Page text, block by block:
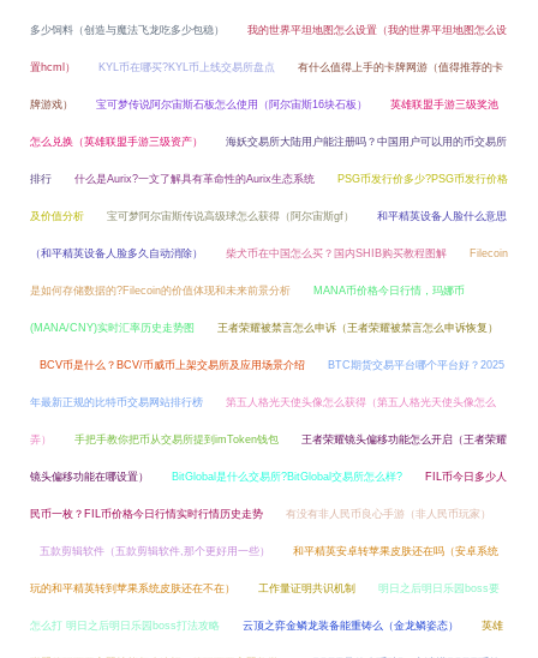
多少饲料（创造与魔法飞龙吃多少包稳） 我的世界平坦地图怎么设置（我的世界平坦地图怎么设
置hcml） KYL币在哪买?KYL币上线交易所盘点 有什么值得上手的卡牌网游（值得推荐的卡
牌游戏） 宝可梦传说阿尔宙斯石板怎么使用（阿尔宙斯16块石板） 英雄联盟手游三级奖池
怎么兑换（英雄联盟手游三级资产） 海妖交易所大陆用户能注册吗？中国用户可以用的币交易所
排行 什么是Aurix?一文了解具有革命性的Aurix生态系统 PSG币发行价多少?PSG币发行价格
及价值分析 宝可梦阿尔宙斯传说高级球怎么获得（阿尔宙斯gf） 和平精英设备人脸什么意思
（和平精英设备人脸多久自动消除） 柴犬币在中国怎么买？国内SHIB购买教程图解 Filecoin
是如何存储数据的?Filecoin的价值体现和未来前景分析 MANA币价格今日行情，玛娜币
(MANA/CNY)实时汇率历史走势图 王者荣耀被禁言怎么申诉（王者荣耀被禁言怎么申诉恢复）
BCV币是什么？BCV/币威币上架交易所及应用场景介绍 BTC期货交易平台哪个平台好？2025
年最新正规的比特币交易网站排行榜 第五人格光天使头像怎么获得（第五人格光天使头像怎么
弄） 手把手教你把币从交易所提到imToken钱包 王者荣耀镜头偏移功能怎么开启（王者荣耀
镜头偏移功能在哪设置） BitGlobal是什么交易所?BitGlobal交易所怎么样? FIL币今日多少人
民币一枚？FIL币价格今日行情实时行情历史走势 有没有非人民币良心手游（非人民币玩家）
五款剪辑软件（五款剪辑软件,那个更好用一些） 和平精英安卓转苹果皮肤还在吗（安卓系统
玩的和平精英转到苹果系统皮肤还在不在） 工作量证明共识机制 明日之后明日乐园boss要
怎么打 明日之后明日乐园boss打法攻略 云顶之弈金鳞龙装备能重铸么（金龙鳞姿态） 英雄